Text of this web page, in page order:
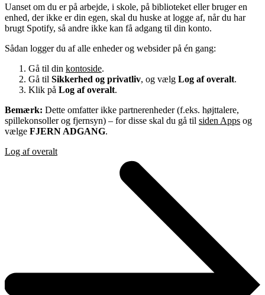
Uanset om du er på arbejde, i skole, på biblioteket eller bruger en
enhed, der ikke er din egen, skal du huske at logge af, når du har
brugt Spotify, så andre ikke kan få adgang til din konto.
Sådan logger du af alle enheder og websider på én gang:
Gå til din kontoside.
Gå til Sikkerhed og privatliv, og vælg Log af overalt.
Klik på Log af overalt.
Bemærk: Dette omfatter ikke partnerenheder (f.eks. højttalere,
spillekonsoller og fjernsyn) – for disse skal du gå til siden Apps og
vælge FJERN ADGANG.
Log af overalt